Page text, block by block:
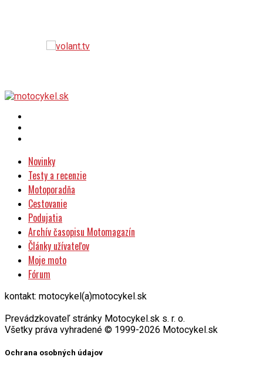
Novinky
Testy a recenzie
Motoporadňa
Cestovanie
Podujatia
Archív časopisu Motomagazín
Články užívateľov
Moje moto
Fórum
kontakt: motocykel(a)motocykel.sk
Prevádzkovateľ stránky Motocykel.sk s. r. o.
Všetky práva vyhradené © 1999-2026 Motocykel.sk
Ochrana osobných údajov